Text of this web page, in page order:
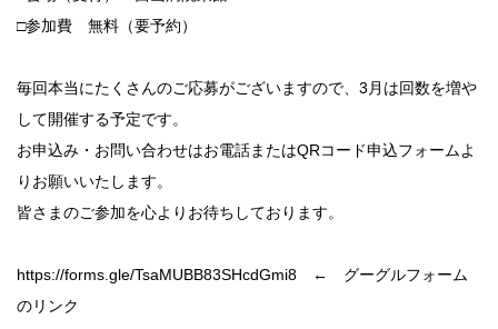
□参加費 無料（要予約）
毎回本当にたくさんのご応募がございますので、3月は回数を増や
して開催する予定です。
お申込み・お問い合わせはお電話またはQRコード申込フォームよ
りお願いいたします。
皆さまのご参加を心よりお待ちしております。
https://forms.gle/TsaMUBB83SHcdGmi8 ← グーグルフォーム
のリンク